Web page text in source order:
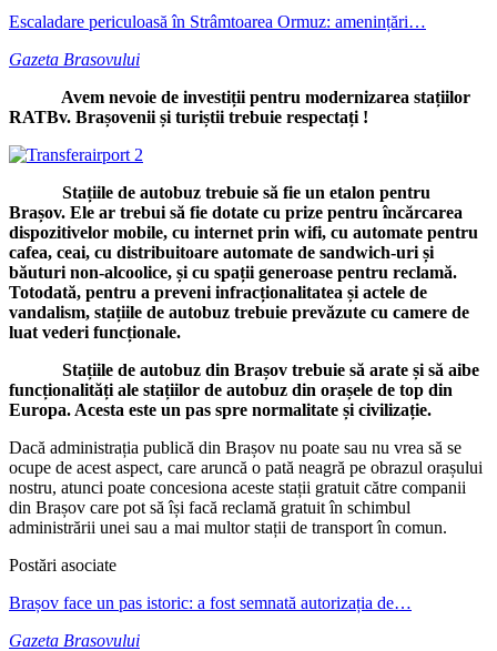
Escaladare periculoasă în Strâmtoarea Ormuz: amenințări…
Gazeta Brasovului
Avem nevoie de investiții pentru modernizarea stațiilor
RATBv. Brașovenii și turiștii trebuie respectați !
Stațiile de autobuz trebuie să fie un etalon pentru
Brașov. Ele ar trebui să fie dotate cu prize pentru încărcarea
dispozitivelor mobile, cu internet prin wifi, cu automate pentru
cafea, ceai, cu distribuitoare automate de sandwich-uri și
băuturi non-alcoolice, și cu spații generoase pentru reclamă.
Totodată, pentru a preveni infracționalitatea și actele de
vandalism, stațiile de autobuz trebuie prevăzute cu camere de
luat vederi funcționale.
Stațiile de autobuz din Brașov trebuie să arate și să aibe
funcționalități ale stațiilor de autobuz din orașele de top din
Europa. Acesta este un pas spre normalitate și civilizație.
Dacă administrația publică din Brașov nu poate sau nu vrea să se
ocupe de acest aspect, care aruncă o pată neagră pe obrazul orașului
nostru, atunci poate concesiona aceste stații gratuit către companii
din Brașov care pot să își facă reclamă gratuit în schimbul
administrării unei sau a mai multor stații de transport în comun.
Postări asociate
Brașov face un pas istoric: a fost semnată autorizația de…
Gazeta Brasovului